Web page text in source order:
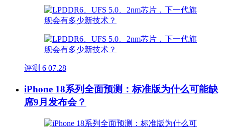
评测 6 07.28
iPhone 18系列全面预测：标准版为什么可能缺
席9月发布会？